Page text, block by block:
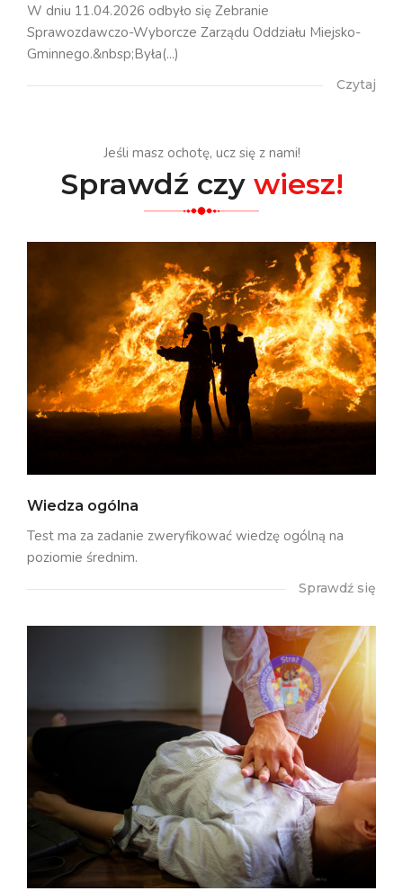
W dniu 11.04.2026 odbyło się Zebranie
Sprawozdawczo-Wyborcze Zarządu Oddziału Miejsko-
Gminnego.&nbsp;Była(...)
Czytaj
Jeśli masz ochotę, ucz się z nami!
Sprawdź czy wiesz!
Wiedza ogólna
Test ma za zadanie zweryfikować wiedzę ogólną na
poziomie średnim.
Sprawdź się